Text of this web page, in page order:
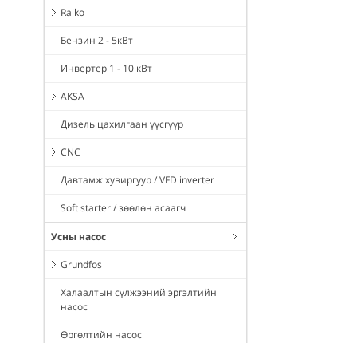
Raiko
Бензин 2 - 5кВт
Инвертер 1 - 10 кВт
AKSA
Дизель цахилгаан үүсгүүр
CNC
Давтамж хувиргуур / VFD inverter
Soft starter / зөөлөн асаагч
Усны насос
Grundfos
Халаалтын сүлжээний эргэлтийн
насос
Өргөлтийн насос